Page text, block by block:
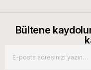
Bültene